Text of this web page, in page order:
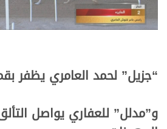
“جزيل” لحمد العامري يظفر
و”مدلل” للعفاري يواصل